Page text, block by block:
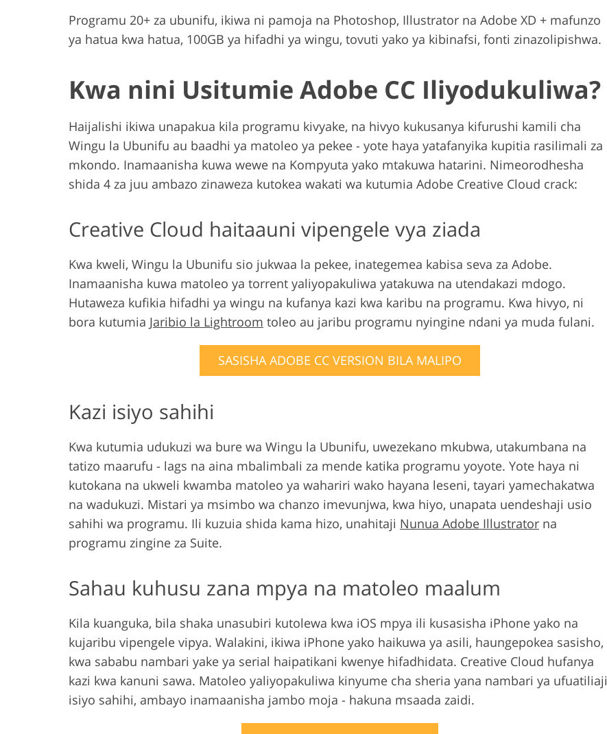
Programu 20+ za ubunifu, ikiwa ni pamoja na Photoshop, Illustrator na Adobe XD + mafunzo
ya hatua kwa hatua, 100GB ya hifadhi ya wingu, tovuti yako ya kibinafsi, fonti zinazolipishwa.
Kwa nini Usitumie Adobe CC Iliyodukuliwa?
Haijalishi ikiwa unapakua kila programu kivyake, na hivyo kukusanya kifurushi kamili cha
Wingu la Ubunifu au baadhi ya matoleo ya pekee - yote haya yatafanyika kupitia rasilimali za
mkondo. Inamaanisha kuwa wewe na Kompyuta yako mtakuwa hatarini. Nimeorodhesha
shida 4 za juu ambazo zinaweza kutokea wakati wa kutumia Adobe Creative Cloud crack:
Creative Cloud haitaauni vipengele vya ziada
Kwa kweli, Wingu la Ubunifu sio jukwaa la pekee, inategemea kabisa seva za Adobe.
Inamaanisha kuwa matoleo ya torrent yaliyopakuliwa yatakuwa na utendakazi mdogo.
Hutaweza kufikia hifadhi ya wingu na kufanya kazi kwa karibu na programu. Kwa hivyo, ni
bora kutumia Jaribio la Lightroom toleo au jaribu programu nyingine ndani ya muda fulani.
SASISHA ADOBE CC VERSION BILA MALIPO
Kazi isiyo sahihi
Kwa kutumia udukuzi wa bure wa Wingu la Ubunifu, uwezekano mkubwa, utakumbana na
tatizo maarufu - lags na aina mbalimbali za mende katika programu yoyote. Yote haya ni
kutokana na ukweli kwamba matoleo ya wahariri wako hayana leseni, tayari yamechakatwa
na wadukuzi. Mistari ya msimbo wa chanzo imevunjwa, kwa hiyo, unapata uendeshaji usio
sahihi wa programu. Ili kuzuia shida kama hizo, unahitaji Nunua Adobe Illustrator na
programu zingine za Suite.
Sahau kuhusu zana mpya na matoleo maalum
Kila kuanguka, bila shaka unasubiri kutolewa kwa iOS mpya ili kusasisha iPhone yako na
kujaribu vipengele vipya. Walakini, ikiwa iPhone yako haikuwa ya asili, haungepokea sasisho,
kwa sababu nambari yake ya serial haipatikani kwenye hifadhidata. Creative Cloud hufanya
kazi kwa kanuni sawa. Matoleo yaliyopakuliwa kinyume cha sheria yana nambari ya ufuatiliaji
isiyo sahihi, ambayo inamaanisha jambo moja - hakuna msaada zaidi.